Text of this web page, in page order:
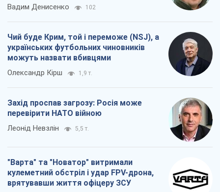
Вадим Денисенко 102
Чий буде Крим, той і переможе (NSJ), а
українських футбольних чиновників
можуть назвати вбивцями
Олександр Кірш 1,9 т.
Захід проспав загрозу: Росія може
перевірити НАТО війною
Леонід Невзлін 5,5 т.
"Варта" та "Новатор" витримали
кулеметний обстріл і удар FPV-дрона,
врятувавши життя офіцеру ЗСУ